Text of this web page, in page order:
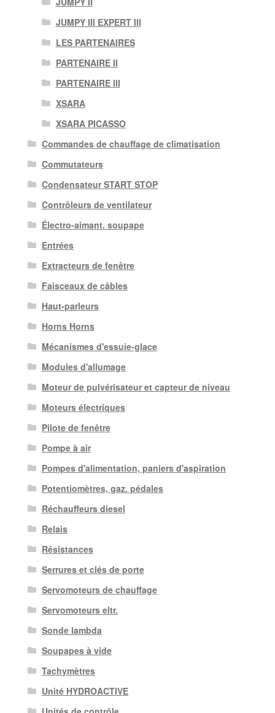
JUMPY III EXPERT III
LES PARTENAIRES
PARTENAIRE II
PARTENAIRE III
XSARA
XSARA PICASSO
Commandes de chauffage de climatisation
Commutateurs
Condensateur START STOP
Contrôleurs de ventilateur
Électro-aimant. soupape
Entrées
Extracteurs de fenêtre
Faisceaux de câbles
Haut-parleurs
Horns Horns
Mécanismes d'essuie-glace
Modules d'allumage
Moteur de pulvérisateur et capteur de niveau
Moteurs électriques
Pilote de fenêtre
Pompe à air
Pompes d'alimentation, paniers d'aspiration
Potentiomètres, gaz. pédales
Réchauffeurs diesel
Relais
Résistances
Serrures et clés de porte
Servomoteurs de chauffage
Servomoteurs eltr.
Sonde lambda
Soupapes à vide
Tachymètres
Unité HYDROACTIVE